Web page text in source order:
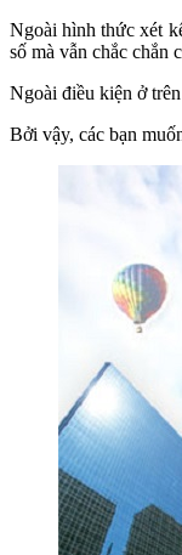
Ngoài hình thức xét
số mà vẫn chắc chắn
Ngoài điều kiện ở
Bởi vậy, các bạn